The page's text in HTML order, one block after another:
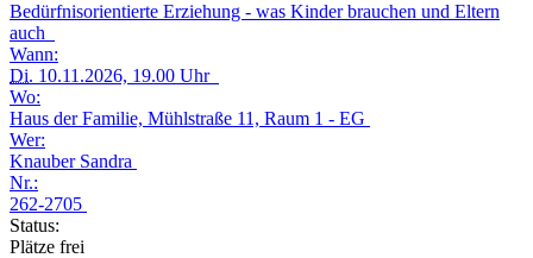
Bedürfnisorientierte Erziehung - was Kinder brauchen und Eltern
auch
Wann:
Di. 10.11.2026, 19.00 Uhr
Wo:
Haus der Familie, Mühlstraße 11, Raum 1 - EG
Wer:
Knauber Sandra
Nr.:
262-2705
Status:
Plätze frei